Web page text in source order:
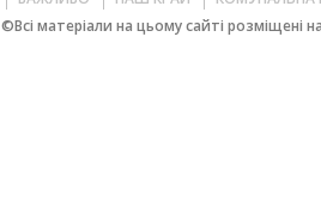
©Всі матеріали на цьому сайті розміщені